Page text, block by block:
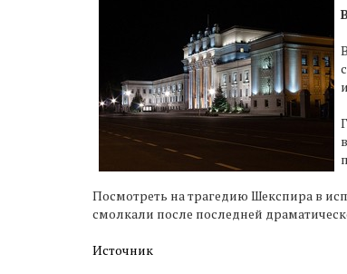
Посмотреть на трагедию Шекспира в
смолкали после последней
Источник